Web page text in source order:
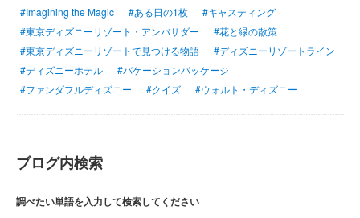
#Imagining the Magic
#ある日の1枚
#キャスティング
#東京ディズニーリゾート・アンバサダー
#花と緑の散策
#東京ディズニーリゾートで見つける物語
#ディズニーリゾートライン
#ディズニーホテル
#バケーションパッケージ
#ファンダフルディズニー
#クイズ #ウォルト・ディズニー
ブログ内検索
調べたい単語を入力して検索してください